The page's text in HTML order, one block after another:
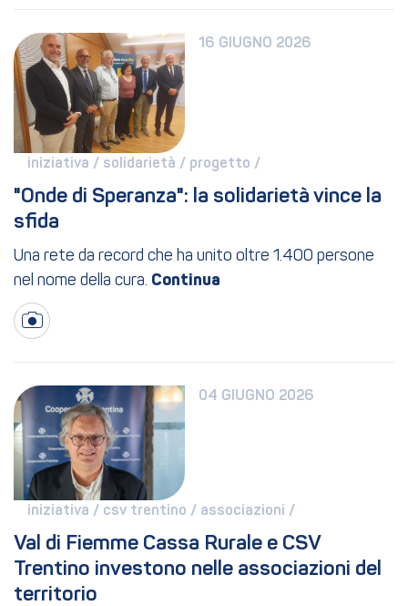
16 GIUGNO 2026
iniziativa / solidarietà / progetto /
"Onde di Speranza": la solidarietà vince la
sfida
Una rete da record che ha unito oltre 1.400 persone
nel nome della cura.
04 GIUGNO 2026
iniziativa / csv trentino / associazioni /
Val di Fiemme Cassa Rurale e CSV
Trentino investono nelle associazioni del
territorio